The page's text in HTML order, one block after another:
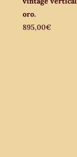
oro.
895,00€